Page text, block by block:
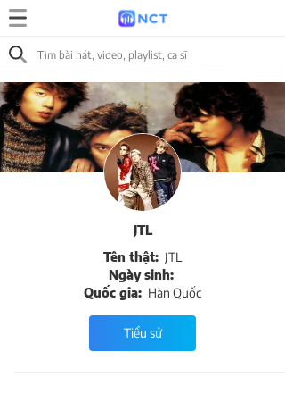
JTL
Tên thật: JTL
Ngày sinh:
Quốc gia: Hàn Quốc
Tiểu sử